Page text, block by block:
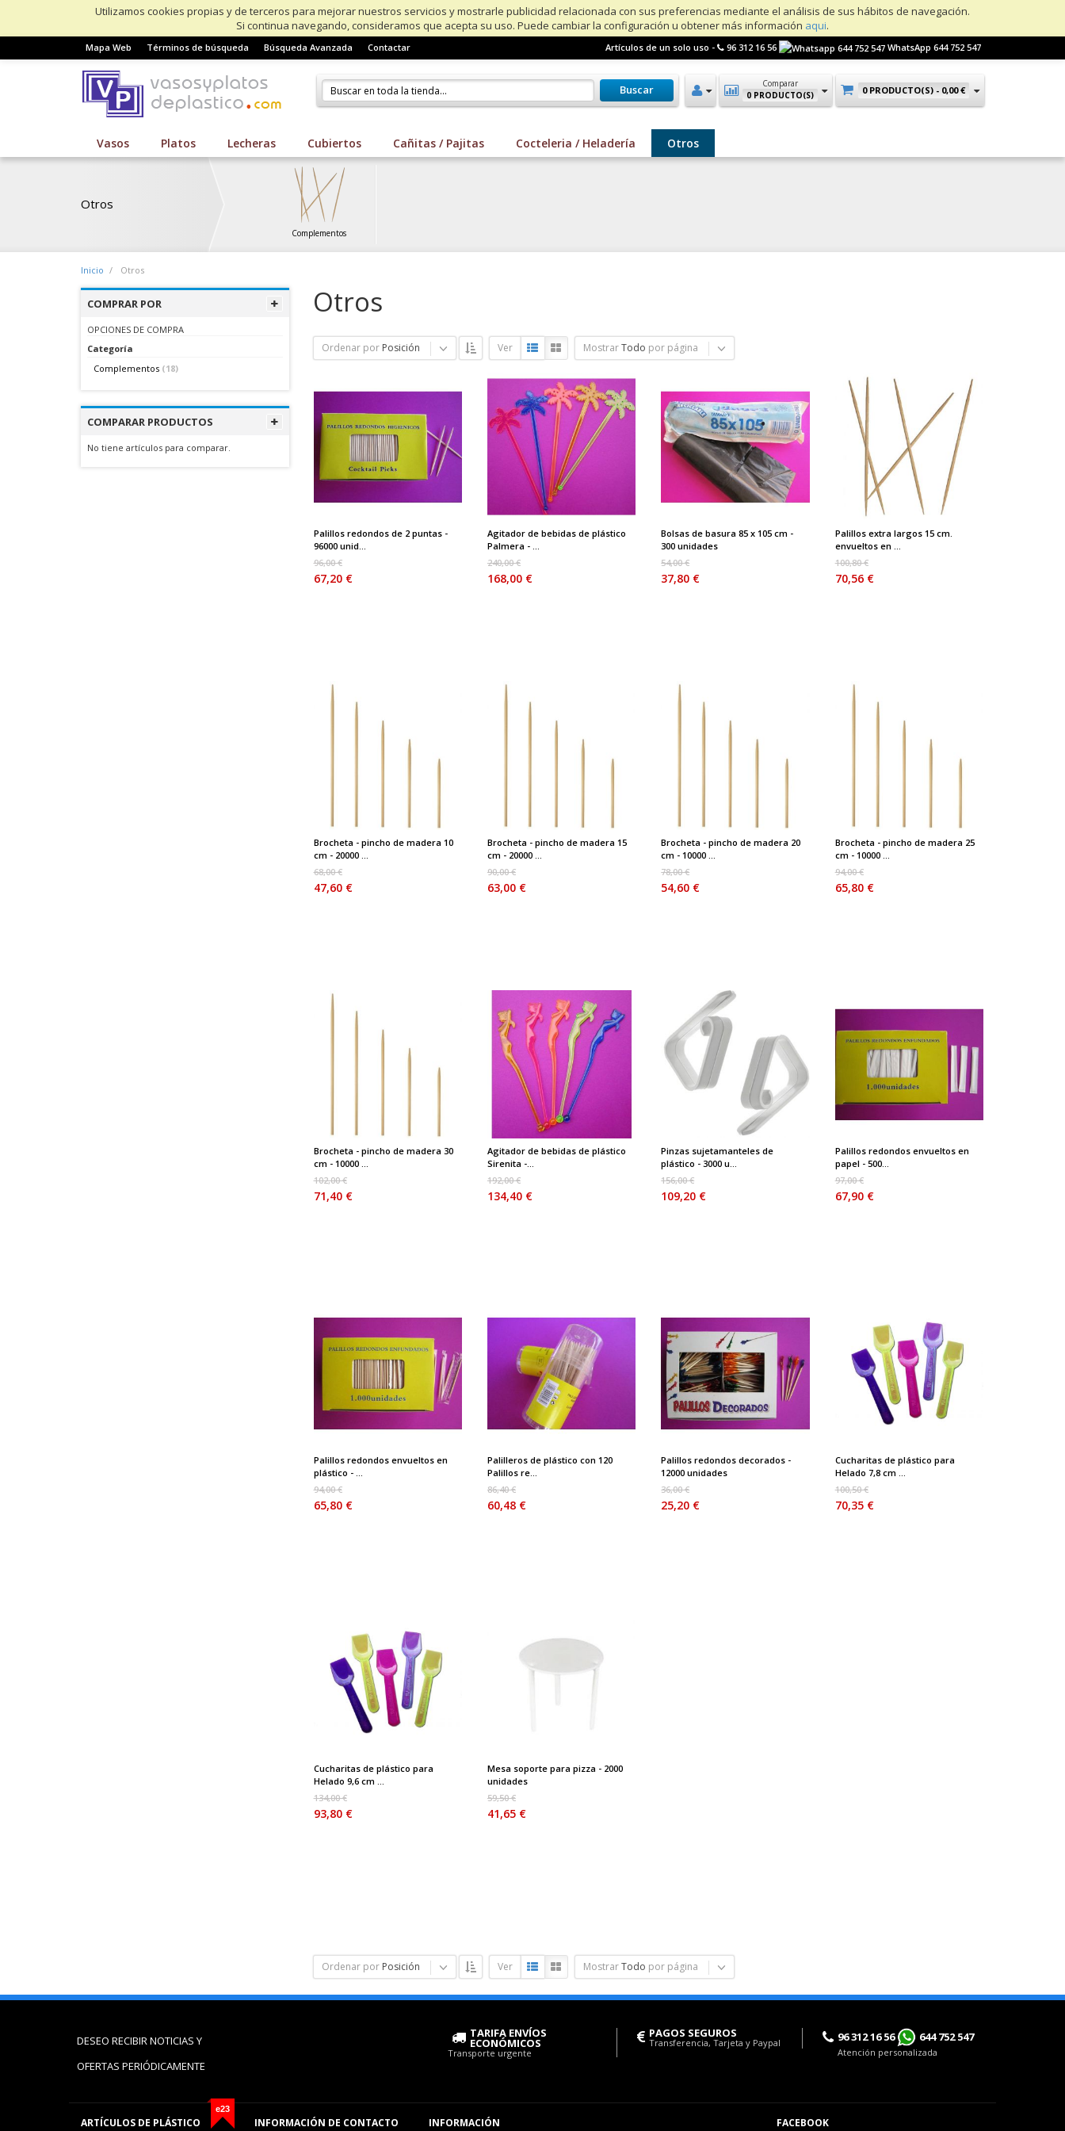
Utilizamos cookies propias y de terceros para mejorar nuestros servicios y mostrarle publicidad relacionada con sus preferencias mediante el análisis de sus hábitos de navegación.
Si continua navegando, consideramos que acepta su uso. Puede cambiar la configuración u obtener más información aqui.
Mapa Web Términos de búsqueda Búsqueda Avanzada Contactar Artículos de un solo uso - 96 312 16 56 WhatsApp 644 752 547
0 PRODUCTO(S) - 0,00 €
Comparar
0 PRODUCTO(S)
Buscar
Vasos Platos Lecheras Cubiertos Cañitas / Pajitas Cocteleria / Heladería Otros
Otros
Complementos
Inicio Otros
COMPRAR POR
OPCIONES DE COMPRA
Categoría
Complementos (18)
COMPARAR PRODUCTOS
No tiene artículos para comparar.
Otros
Ordenar por Posición Ver Mostrar Todo por página
Palillos redondos de 2 puntas -
96000 unid...
96,00 €
67,20 €
Agitador de bebidas de plástico
Palmera - ...
240,00 €
168,00 €
Bolsas de basura 85 x 105 cm -
300 unidades
54,00 €
37,80 €
Palillos extra largos 15 cm.
envueltos en ...
100,80 €
70,56 €
Brocheta - pincho de madera 10
cm - 20000 ...
68,00 €
47,60 €
Brocheta - pincho de madera 15
cm - 20000 ...
90,00 €
63,00 €
Brocheta - pincho de madera 20
cm - 10000 ...
78,00 €
54,60 €
Brocheta - pincho de madera 25
cm - 10000 ...
94,00 €
65,80 €
Brocheta - pincho de madera 30
cm - 10000 ...
102,00 €
71,40 €
Agitador de bebidas de plástico
Sirenita -...
192,00 €
134,40 €
Pinzas sujetamanteles de
plástico - 3000 u...
156,00 €
109,20 €
Palillos redondos envueltos en
papel - 500...
97,00 €
67,90 €
Palillos redondos envueltos en
plástico - ...
94,00 €
65,80 €
Palilleros de plástico con 120
Palillos re...
86,40 €
60,48 €
Palillos redondos decorados -
12000 unidades
36,00 €
25,20 €
Cucharitas de plástico para
Helado 7,8 cm ...
100,50 €
70,35 €
Cucharitas de plástico para
Helado 9,6 cm ...
134,00 €
93,80 €
Mesa soporte para pizza - 2000
unidades
59,50 €
41,65 €
Ordenar por Posición Ver Mostrar Todo por página
DESEO RECIBIR NOTICIAS Y
OFERTAS PERIÓDICAMENTE
TARIFA ENVÍOS
ECONÓMICOS
Transporte urgente
PAGOS SEGUROS
Transferencia, Tarjeta y Paypal 96 312 16 56 644 752 547
Atención personalizada
e23
ARTÍCULOS DE PLÁSTICO INFORMACIÓN DE CONTACTO INFORMACIÓN FACEBOOK